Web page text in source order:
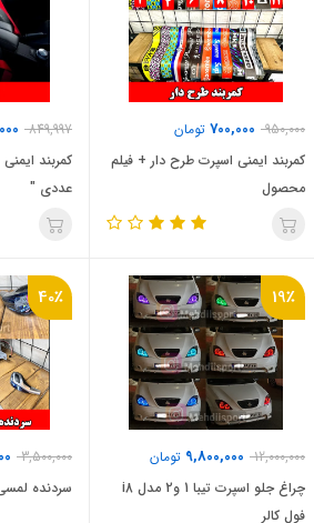
950,000
700,000 تومان
کمربند ایمنی اسپرت طرح دار + فیلم
محصول
849,997
عددی "
19٪
12,000,000
9,800,000 تومان
چراغ جلو اسپرت تیبا 1 و2 مدل i8
فول کالر
40٪
3,500,000
سردنده